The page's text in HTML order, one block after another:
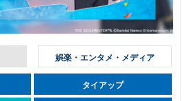
娯楽・エンタメ・メディア
タイアップ